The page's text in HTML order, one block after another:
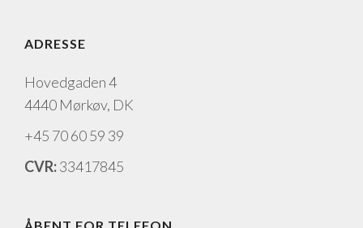
ADRESSE
Hovedgaden 4
4440 Mørkøv, DK
+45 70 60 59 39
CVR:33417845